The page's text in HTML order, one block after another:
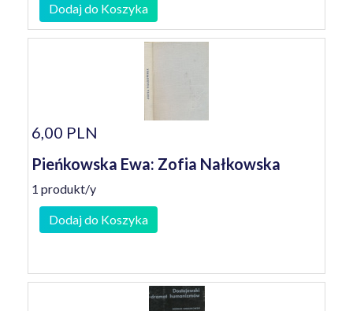
Dodaj do Koszyka
6,00 PLN
Pieńkowska Ewa: Zofia Nałkowska
1 produkt/y
Dodaj do Koszyka